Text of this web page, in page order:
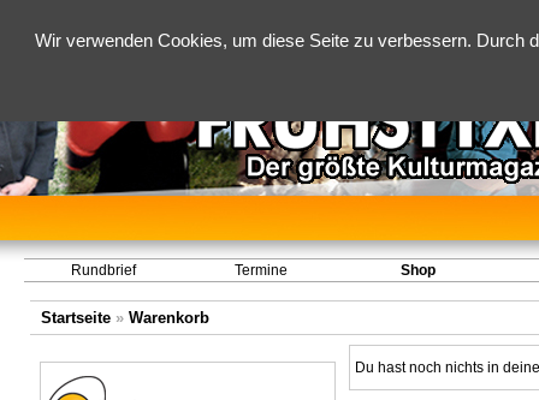
Wir verwenden Cookies, um diese Seite zu verbessern.
Rundbrief Termine Shop
Startseite» Warenkorb
Du hast noch nichts in